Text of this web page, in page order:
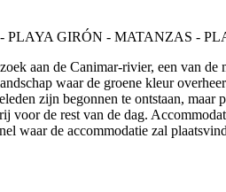
aan de Canimar-rivier, een van
waar de groene kleur
zijn begonnen te ontstaan,
voor de rest van de dag.
waar de accommodatie zal